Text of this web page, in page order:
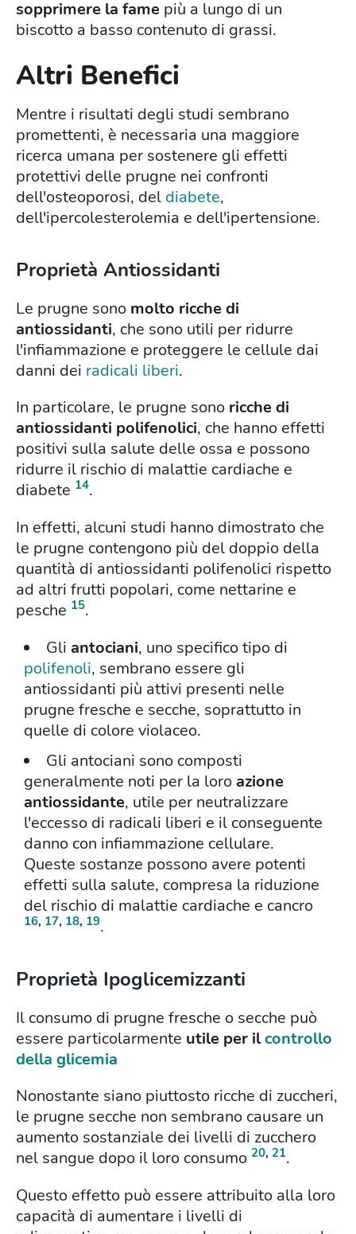
sopprimere la fame più a lungo di un
biscotto a basso contenuto di grassi.
Altri Benefici
Mentre i risultati degli studi sembrano
promettenti, è necessaria una maggiore
ricerca umana per sostenere gli effetti
protettivi delle prugne nei confronti
dell'osteoporosi, del diabete,
dell'ipercolesterolemia e dell'ipertensione.
Proprietà Antiossidanti
Le prugne sono molto ricche di
antiossidanti, che sono utili per ridurre
l'infiammazione e proteggere le cellule dai
danni dei radicali liberi.
In particolare, le prugne sono ricche di
antiossidanti polifenolici, che hanno effetti
positivi sulla salute delle ossa e possono
ridurre il rischio di malattie cardiache e
diabete 14.
In effetti, alcuni studi hanno dimostrato che
le prugne contengono più del doppio della
quantità di antiossidanti polifenolici rispetto
ad altri frutti popolari, come nettarine e
pesche 15.
Gli antociani, uno specifico tipo di
polifenoli, sembrano essere gli
antiossidanti più attivi presenti nelle
prugne fresche e secche, soprattutto in
quelle di colore violaceo.
Gli antociani sono composti
generalmente noti per la loro azione
antiossidante, utile per neutralizzare
l'eccesso di radicali liberi e il conseguente
danno con infiammazione cellulare.
Queste sostanze possono avere potenti
effetti sulla salute, compresa la riduzione
del rischio di malattie cardiache e cancro
16, 17, 18, 19.
Proprietà Ipoglicemizzanti
Il consumo di prugne fresche o secche può
essere particolarmente utile per ilcontrollo
della glicemia
Nonostante siano piuttosto ricche di zuccheri,
le prugne secche non sembrano causare un
aumento sostanziale dei livelli di zucchero
nel sangue dopo il loro consumo 20, 21.
Questo effetto può essere attribuito alla loro
capacità di aumentare i livelli di